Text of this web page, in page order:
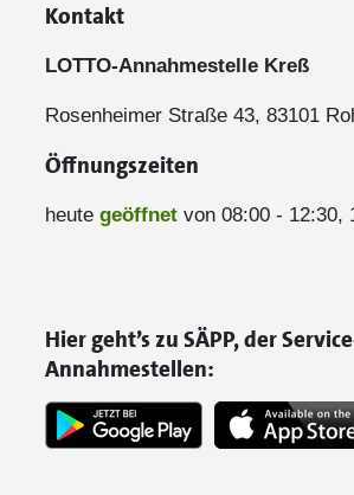
Kontakt
LOTTO-Annahmestelle Kreß
Rosenheimer Straße 43, 83101
Öffnungszeiten
heute geöffnet von 08:00 - 12:30,
Hier geht’s zu SÄPP, der
Annahmestellen: